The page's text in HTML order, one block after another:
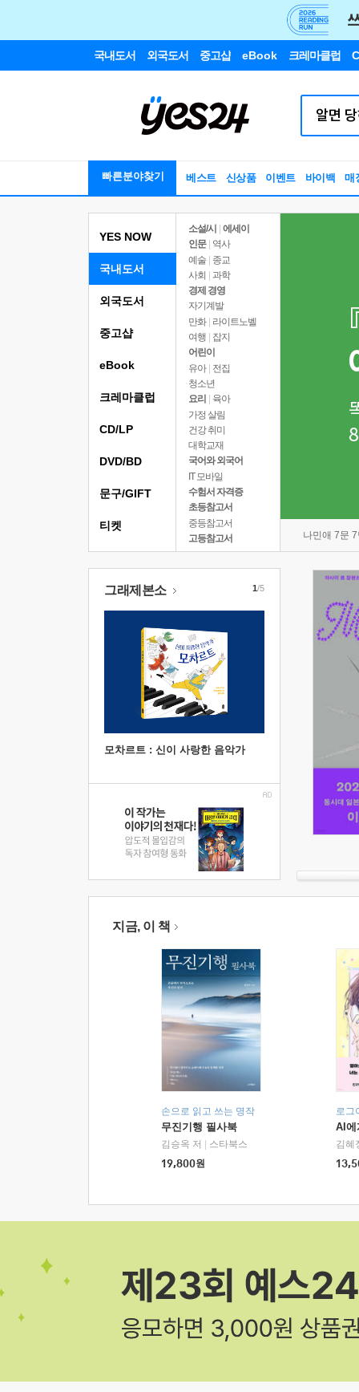
국내도서 외국도서 중고샵 eBook 크레마클럽
빠른분야찾기 베스트 신상품 이벤트 바이백 매
YES NOW
국내도서
소설/시
에세이
인문
역사
예술 | 종교
사회 | 과학
경제 경영
자기계발
만화 | 라이트노벨
여행
잡지
어린이
유아 | 전집
청소년
요리
육아
가정 살림
건강 취미
대학교재
국어와 외국어
IT 모바일
수험서 자격증
초등참고서
중등참고서
고등참고서
나민애 7문
외국도서
중고샵
eBook
크레마클럽
CD/LP
DVD/BD
문구/GIFT
티켓
그래제본소
모차르트 : 신이 사랑한 음악가
1/5
지금, 이 책
손으로 읽고 쓰는 명작
무진기행 필사북
김승옥 저
스타북스
19,800원
로그
AI에
김혜